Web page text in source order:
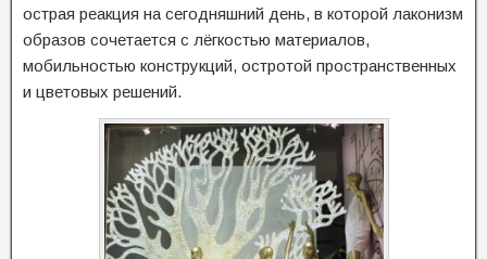
острая реакция на сегодняшний день, в которой лаконизм
образов сочетается с лёгкостью материалов,
мобильностью конструкций, остротой пространственных
и цветовых решений.